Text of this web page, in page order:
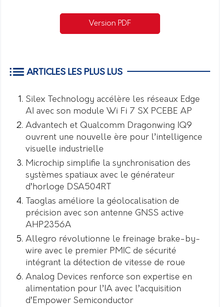
Version PDF
ARTICLES LES PLUS LUS
Silex Technology accélère les réseaux Edge
AI avec son module Wi Fi 7 SX PCEBE AP
Advantech et Qualcomm Dragonwing IQ9
ouvrent une nouvelle ère pour l’intelligence
visuelle industrielle
Microchip simplifie la synchronisation des
systèmes spatiaux avec le générateur
d’horloge DSA504RT
Taoglas améliore la géolocalisation de
précision avec son antenne GNSS active
AHP2356A
Allegro révolutionne le freinage brake-by-
wire avec le premier PMIC de sécurité
intégrant la détection de vitesse de roue
Analog Devices renforce son expertise en
alimentation pour l’IA avec l’acquisition
d’Empower Semiconductor